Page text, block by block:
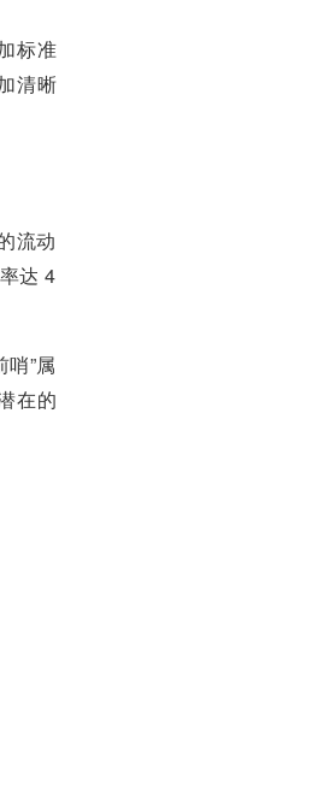
标准
清晰
流动
达 4
”属
在的